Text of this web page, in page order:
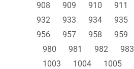
908
909 910 911
932
933 934 935
956
957 958 959
980
981 982 983
1003
1004 1005